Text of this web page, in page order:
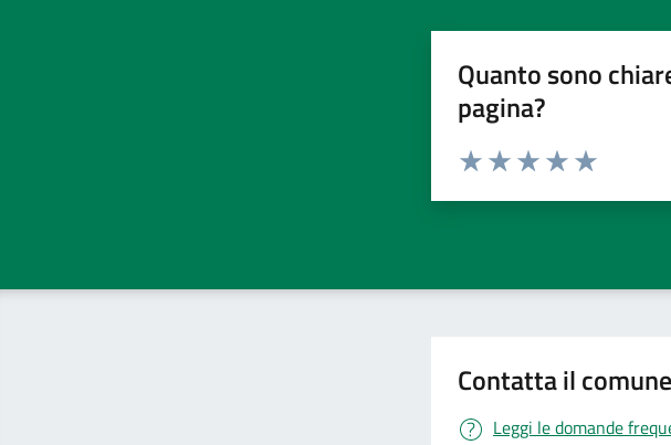
Quanto sono
pagina?
Valuta da 1 a 5 stelle la pagina
Contatta il comune
Leggi le domande